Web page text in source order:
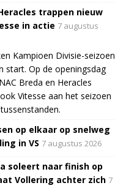
trappen nieuw
in actie 7 augustus
Kampioen Divisie-seizoen
start. Op de openingsdag
Breda en Heracles
Vitesse aan het seizoen
op elkaar op snelweg
in VS 7 augustus 2026
soleert naar finish op
Vollering achter zich 7